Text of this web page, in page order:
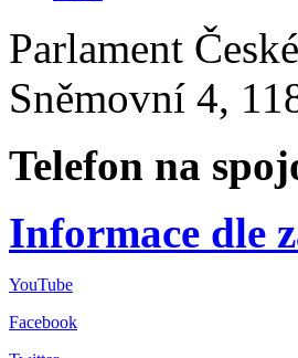
Parlament
Sněmovní 4,
Telefon na
Informace dle
YouTube
Facebook